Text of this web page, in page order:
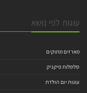
עוגות לפי נושא
מארזים מתוקים
סלסלות פיקניק
עוגות יום הולדת